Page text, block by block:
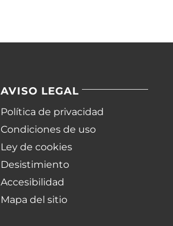
AVISO LEGAL
Política de privacidad
Condiciones de uso
Ley de cookies
Desistimiento
Accesibilidad
Mapa del sitio